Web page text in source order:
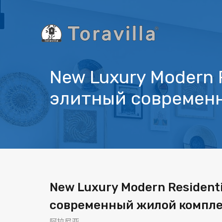
New Luxury
элитный
New Luxury Modern
современный жилой